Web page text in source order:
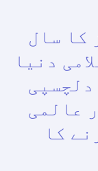
کا سال
دنیا
عالمی
کا